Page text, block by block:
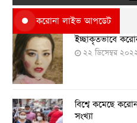
করোনা লাইভ আপডেট
ইচ্ছাকৃতভাবে
২২ ডিসেম্বর
বিশ্বে কমেছে
সংখ্যা